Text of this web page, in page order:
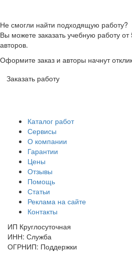
Не смогли найти подходящую работу?
Вы можете заказать учебную работу
авторов.
Оформите заказ и авторы начнут
Заказать работу
Каталог работ
Сервисы
О компании
Гарантии
Цены
Отзывы
Помощь
Статьи
Реклама на сайте
Контакты
ИП Круглосуточная
ИНН: Служба
ОГРНИП: Поддержки